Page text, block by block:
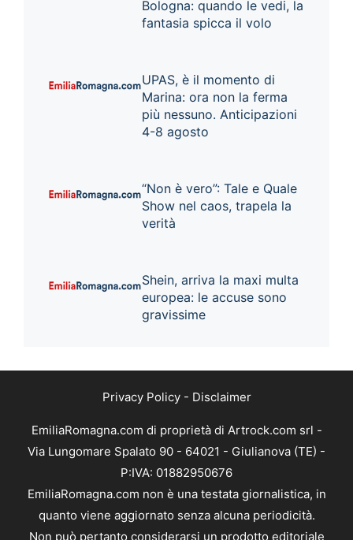
Bologna: quando le vedi, la
fantasia spicca il volo
UPAS, è il momento di
Marina: ora non la ferma
più nessuno. Anticipazioni
4-8 agosto
“Non è vero”: Tale e Quale
Show nel caos, trapela la
verità
Shein, arriva la maxi multa
europea: le accuse sono
gravissime
Privacy Policy- Disclaimer
EmiliaRomagna.com di proprietà di Artrock.com srl -
Via Lungomare Spalato 90 - 64021 - Giulianova (TE) -
P:IVA: 01882950676
EmiliaRomagna.com non è una testata giornalistica, in
quanto viene aggiornato senza alcuna periodicità.
Non può pertanto considerarsi un prodotto editoriale